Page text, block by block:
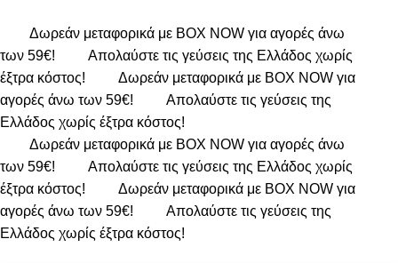
Δωρεάν μεταφορικά με BOX NOW για αγορές άνω
των 59€!
Απολαύστε τις γεύσεις της Ελλάδος χωρίς
έξτρα κόστος!
Δωρεάν μεταφορικά με BOX NOW για
αγορές άνω των 59€!
Απολαύστε τις γεύσεις της
Ελλάδος χωρίς έξτρα κόστος!
Δωρεάν μεταφορικά με BOX NOW για αγορές άνω
των 59€!
Απολαύστε τις γεύσεις της Ελλάδος χωρίς
έξτρα κόστος!
Δωρεάν μεταφορικά με BOX NOW για
αγορές άνω των 59€!
Απολαύστε τις γεύσεις της
Ελλάδος χωρίς έξτρα κόστος!